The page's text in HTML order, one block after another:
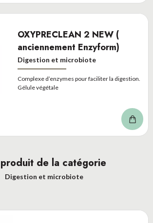
OXYPRECLEAN 2 NEW (
anciennement Enzyform)
Digestion et microbiote
Complexe d’enzymes pour faciliter la digestion.
Gélule végétale
de la catégorie
Digestion et microbiote